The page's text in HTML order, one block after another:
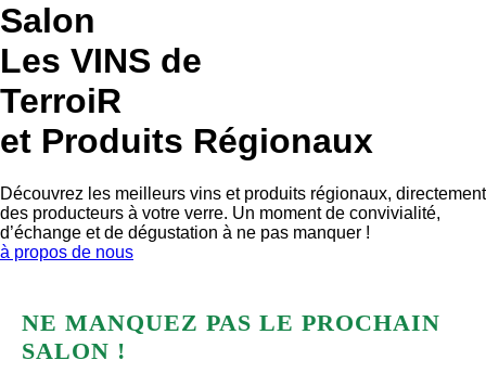
Salon
Les VINS de
TerroiR
et Produits Régionaux
Découvrez les meilleurs vins et produits régionaux, directement
des producteurs à votre verre. Un moment de convivialité,
d’échange et de dégustation à ne pas manquer !
à propos de nous
NE MANQUEZ PAS LE PROCHAIN
SALON !